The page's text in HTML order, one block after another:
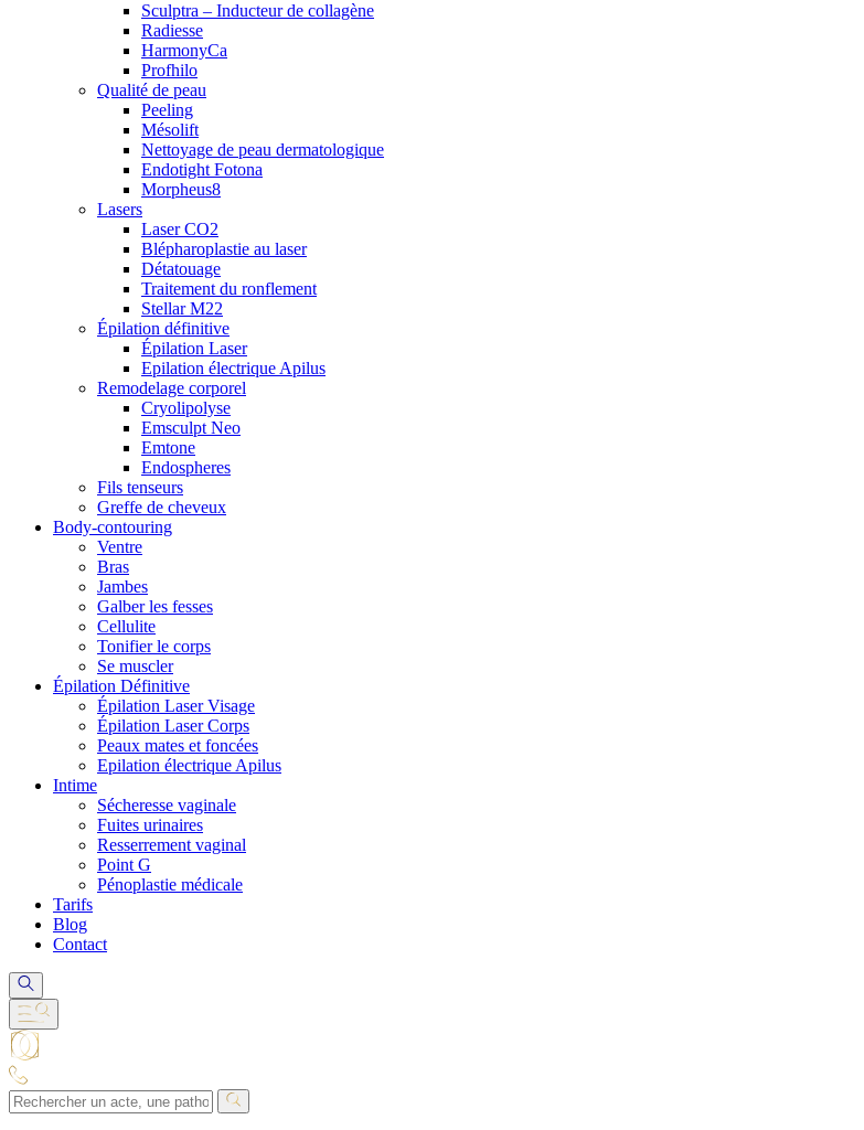
Sculptra – Inducteur de collagène
Radiesse
HarmonyCa
Profhilo
Qualité de peau
Peeling
Mésolift
Nettoyage de peau dermatologique
Endotight Fotona
Morpheus8
Lasers
Laser CO2
Blépharoplastie au laser
Détatouage
Traitement du ronflement
Stellar M22
Épilation définitive
Épilation Laser
Epilation électrique Apilus
Remodelage corporel
Cryolipolyse
Emsculpt Neo
Emtone
Endospheres
Fils tenseurs
Greffe de cheveux
Body-contouring
Ventre
Bras
Jambes
Galber les fesses
Cellulite
Tonifier le corps
Se muscler
Épilation Définitive
Épilation Laser Visage
Épilation Laser Corps
Peaux mates et foncées
Epilation électrique Apilus
Intime
Sécheresse vaginale
Fuites urinaires
Resserrement vaginal
Point G
Pénoplastie médicale
Tarifs
Blog
Contact